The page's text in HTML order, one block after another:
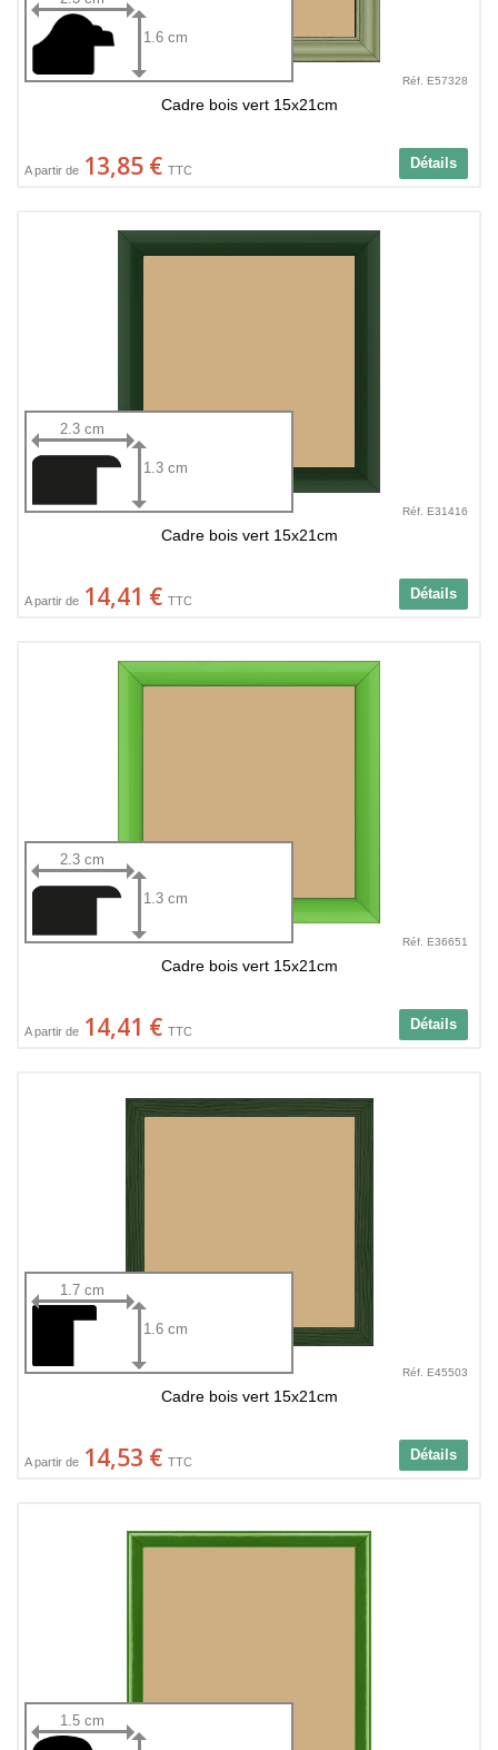
1.6 cm
Réf. E57328
Cadre bois vert 15x21cm
Détails
A partir de 13,85 € TTC
2.3 cm
1.3 cm
Réf. E31416
Cadre bois vert 15x21cm
Détails
A partir de 14,41 € TTC
2.3 cm
1.3 cm
Réf. E36651
Cadre bois vert 15x21cm
Détails
A partir de 14,41 € TTC
1.7 cm
1.6 cm
Réf. E45503
Cadre bois vert 15x21cm
Détails
A partir de 14,53 € TTC
1.5 cm